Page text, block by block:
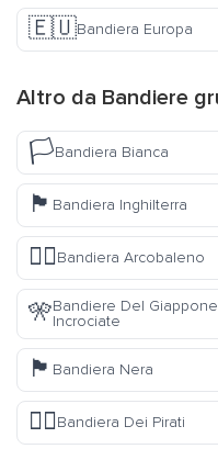
🇪🇺Bandiera Europa
Altro da Bandiere
🏳️Bandiera Bianca
🏴󠁧󠁢󠁥󠁮󠁧󠁿 Bandiera Inghilterra
🏳️‍🌈Bandiera Arcobaleno
🎌Bandiere Del Giappone
Incrociate
🏴 Bandiera Nera
🏴‍☠️Bandiera Dei Pirati